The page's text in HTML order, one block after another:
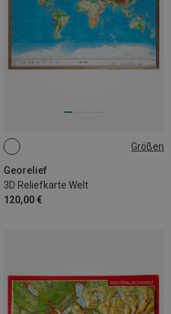
Größen
Georelief
3D Reliefkarte Welt
120,00 €
GROSS